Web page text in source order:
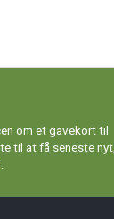
om et gavekort til
til at få seneste nyt,